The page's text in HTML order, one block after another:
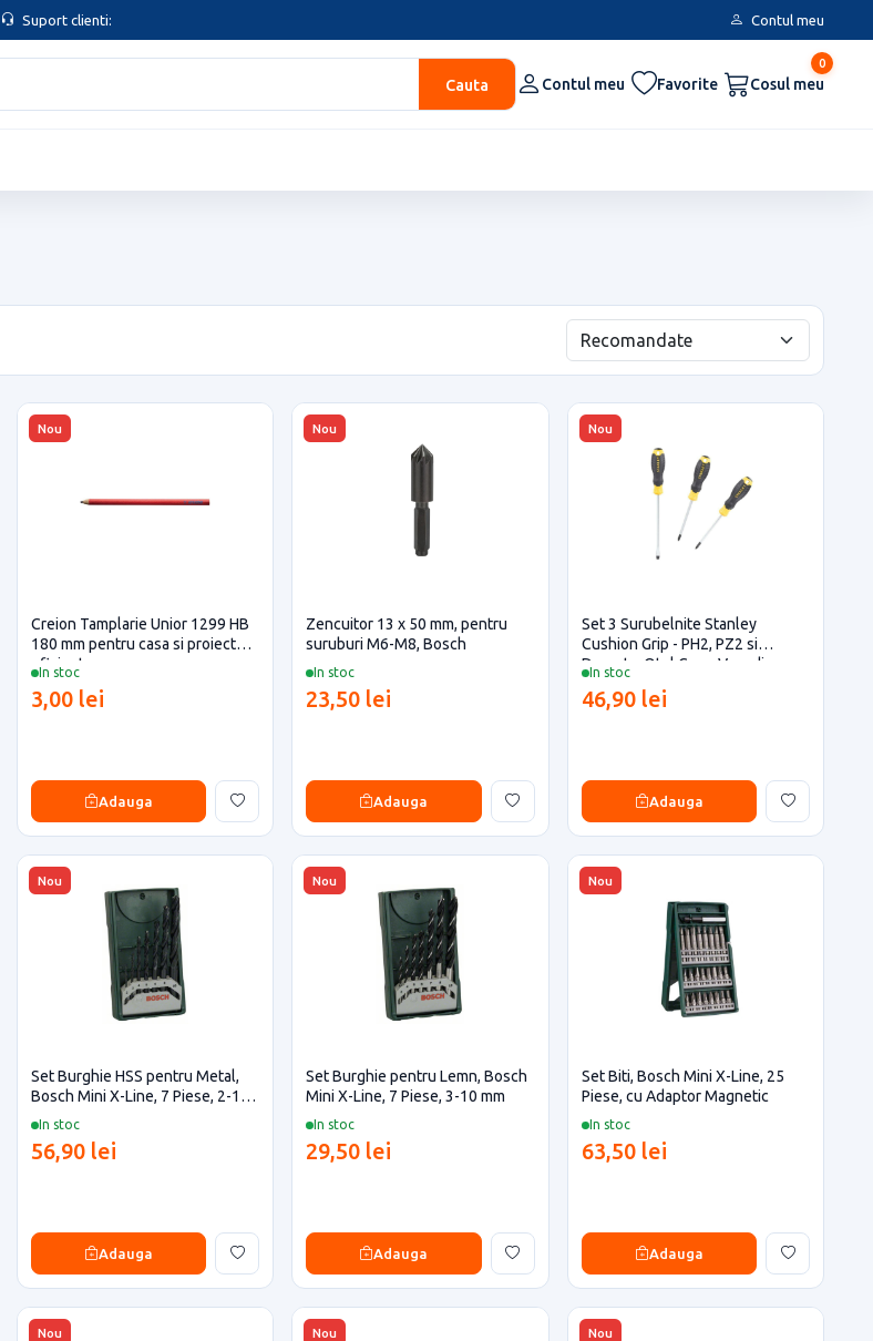
Suport clienti: Contul meu
Cauta Contul meu Favorite
0
Cosul meu
Nou
In stoc
Creion Tamplarie Unior 1299 HB
180 mm pentru casa si proiecte
eficiente
3,00 lei
Adauga
Nou
In stoc
Zencuitor 13 x 50 mm, pentru
suruburi M6-M8, Bosch
23,50 lei
Adauga
Nou
In stoc
Set 3 Surubelnite Stanley
Cushion Grip - PH2, PZ2 si
Dreapta, Otel Crom Vanadiu
46,90 lei
Adauga
Nou
In stoc
Set Burghie HSS pentru Metal,
Bosch Mini X-Line, 7 Piese, 2-10
mm
56,90 lei
Adauga
Nou
In stoc
Set Burghie pentru Lemn, Bosch
Mini X-Line, 7 Piese, 3-10 mm
29,50 lei
Adauga
Nou
In stoc
Set Biti, Bosch Mini X-Line, 25
Piese, cu Adaptor Magnetic
63,50 lei
Adauga
Nou Nou Nou